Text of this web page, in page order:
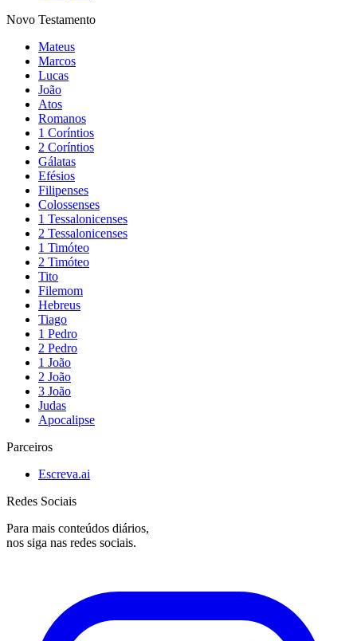
Novo Testamento
Mateus
Marcos
Lucas
João
Atos
Romanos
1 Coríntios
2 Coríntios
Gálatas
Efésios
Filipenses
Colossenses
1 Tessalonicenses
2 Tessalonicenses
1 Timóteo
2 Timóteo
Tito
Filemom
Hebreus
Tiago
1 Pedro
2 Pedro
1 João
2 João
3 João
Judas
Apocalipse
Parceiros
Escreva.ai
Redes Sociais
Para mais conteúdos diários,
nos siga nas redes sociais.